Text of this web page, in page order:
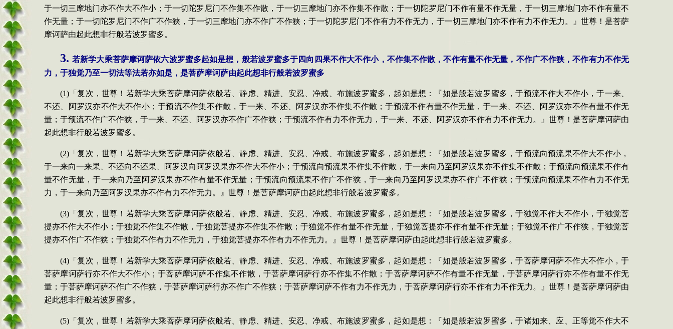
于一切三摩地门亦不作大不作小；于一切陀罗尼门不作集不作散，于一切三摩地门亦不作集不作散；于一切陀罗尼门不作有量不作无量，于一切三摩地门亦不作有量不
作无量；于一切陀罗尼门不作广不作狭，于一切三摩地门亦不作广不作狭；于一切陀罗尼门不作有力不作无力，于一切三摩地门亦不作有力不作无力。』世尊！是菩萨
摩诃萨由起此想非行般若波罗蜜多。
3.若新学大乘菩萨摩诃萨依六波罗蜜多起如是想，般若波罗蜜多于四向四果不作大不作小，不作集不作散，不作有量不作无量，不作广不作狭，不作有力不作无
力，于独觉乃至一切法等法若亦如是，是菩萨摩诃萨由起此想非行般若波罗蜜多
(1)「复次，世尊！若新学大乘菩萨摩诃萨依般若、静虑、精进、安忍、净戒、布施波罗蜜多，起如是想：『如是般若波罗蜜多，于预流不作大不作小，于一来、
不还、阿罗汉亦不作大不作小；于预流不作集不作散，于一来、不还、阿罗汉亦不作集不作散；于预流不作有量不作无量，于一来、不还、阿罗汉亦不作有量不作无
量；于预流不作广不作狭，于一来、不还、阿罗汉亦不作广不作狭；于预流不作有力不作无力，于一来、不还、阿罗汉亦不作有力不作无力。』世尊！是菩萨摩诃萨由
起此想非行般若波罗蜜多。
(2)「复次，世尊！若新学大乘菩萨摩诃萨依般若、静虑、精进、安忍、净戒、布施波罗蜜多，起如是想：『如是般若波罗蜜多，于预流向预流果不作大不作小，
于一来向一来果、不还向不还果、阿罗汉向阿罗汉果亦不作大不作小；于预流向预流果不作集不作散，于一来向乃至阿罗汉果亦不作集不作散；于预流向预流果不作有
量不作无量，于一来向乃至阿罗汉果亦不作有量不作无量；于预流向预流果不作广不作狭，于一来向乃至阿罗汉果亦不作广不作狭；于预流向预流果不作有力不作无
力，于一来向乃至阿罗汉果亦不作有力不作无力。』世尊！是菩萨摩诃萨由起此想非行般若波罗蜜多。
(3)「复次，世尊！若新学大乘菩萨摩诃萨依般若、静虑、精进、安忍、净戒、布施波罗蜜多，起如是想：『如是般若波罗蜜多，于独觉不作大不作小，于独觉菩
提亦不作大不作小；于独觉不作集不作散，于独觉菩提亦不作集不作散；于独觉不作有量不作无量，于独觉菩提亦不作有量不作无量；于独觉不作广不作狭，于独觉菩
提亦不作广不作狭；于独觉不作有力不作无力，于独觉菩提亦不作有力不作无力。』世尊！是菩萨摩诃萨由起此想非行般若波罗蜜多。
(4)「复次，世尊！若新学大乘菩萨摩诃萨依般若、静虑、精进、安忍、净戒、布施波罗蜜多，起如是想：『如是般若波罗蜜多，于菩萨摩诃萨不作大不作小，于
菩萨摩诃萨行亦不作大不作小；于菩萨摩诃萨不作集不作散，于菩萨摩诃萨行亦不作集不作散；于菩萨摩诃萨不作有量不作无量，于菩萨摩诃萨行亦不作有量不作无
量；于菩萨摩诃萨不作广不作狭，于菩萨摩诃萨行亦不作广不作狭；于菩萨摩诃萨不作有力不作无力，于菩萨摩诃萨行亦不作有力不作无力。』世尊！是菩萨摩诃萨由
起此想非行般若波罗蜜多。
(5)「复次，世尊！若新学大乘菩萨摩诃萨依般若、静虑、精进、安忍、净戒、布施波罗蜜多，起如是想：『如是般若波罗蜜多，于诸如来、应、正等觉不作大不